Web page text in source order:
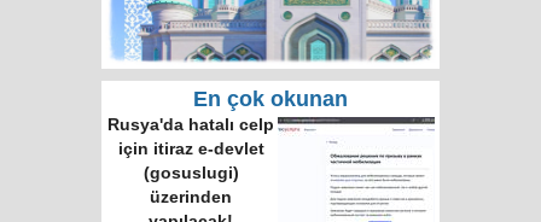
En çok okunan
Rusya'da hatalı celp
için itiraz e-devlet
(gosuslugi)
üzerinden